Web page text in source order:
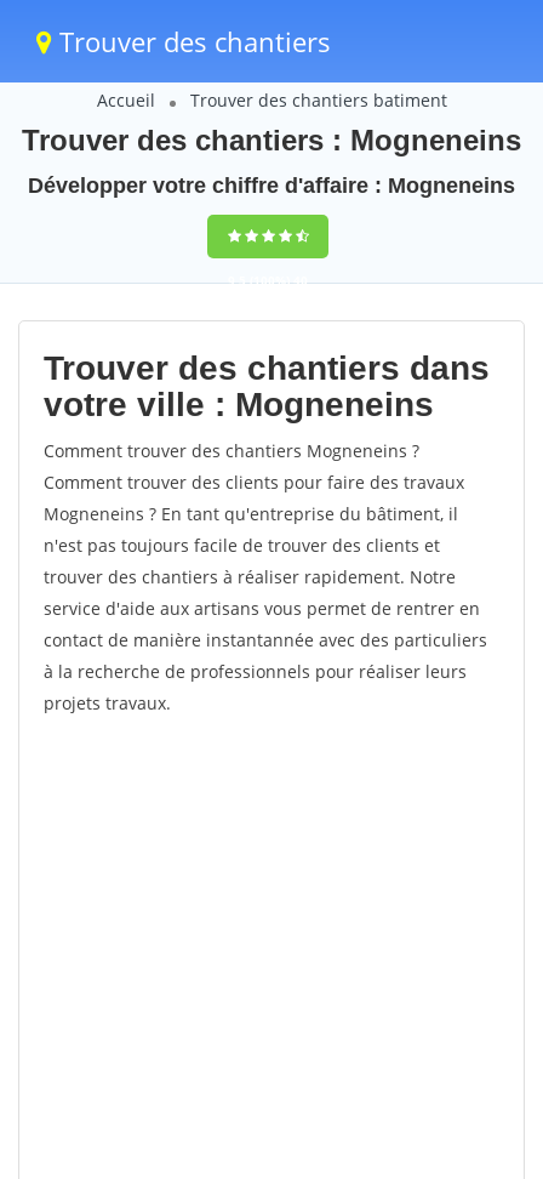
Trouver des chantiers
Accueil Trouver des chantiers batiment
Trouver des chantiers : Mogneneins
Développer votre chiffre d'affaire : Mogneneins
9,5(100%)40
votes
Trouver des chantiers dans
votre ville : Mogneneins
Comment trouver des chantiers Mogneneins ?
Comment trouver des clients pour faire des travaux
Mogneneins ? En tant qu'entreprise du bâtiment, il
n'est pas toujours facile de trouver des clients et
trouver des chantiers à réaliser rapidement. Notre
service d'aide aux artisans vous permet de rentrer en
contact de manière instantannée avec des particuliers
à la recherche de professionnels pour réaliser leurs
projets travaux.